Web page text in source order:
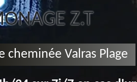
Z.T
cheminée Valras Plage